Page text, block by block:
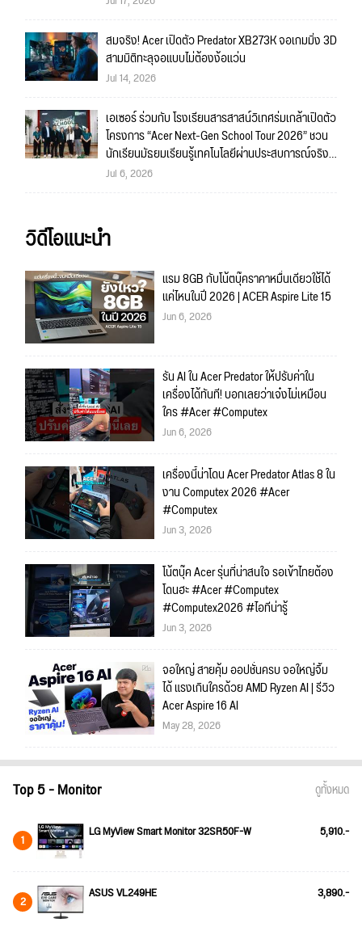
สมจริง! Acer เปิดตัว Predator XB273K จอเกมมิ่ง 3D
สามมิติทะลุจอแบบไม่ต้องง้อแว่น
Jul 14, 2026
เอเซอร์ ร่วมกับ โรงเรียนสารสาสน์วิเทศร่มเกล้าเปิดตัว
โครงการ “Acer Next-Gen School Tour 2026” ชวน
นักเรียนมัธยมเรียนรู้เทคโนโลยีผ่านประสบการณ์จริง
พร้อมค้นหาแรงบันดาลใจสู่อาชีพด้าน IT และดิจิทัลใน
Jul 6, 2026
วิดีโอแนะนำ
แรม 8GB กับโน้ตบุ๊คราคาหมื่นเดียวใช้ได้
แค่ไหนในปี 2026 | ACER Aspire Lite 15
Jun 6, 2026
รัน AI ใน Acer Predator ให้ปรับค่าใน
เครื่องได้ทันที! บอกเลยว่าเจ๋งไม่เหมือน
ใคร #Acer #Computex
Jun 6, 2026
เครื่องนี้น่าโดน Acer Predator Atlas 8 ใน
งาน Computex 2026 #Acer
#Computex
Jun 3, 2026
โน้ตบุ๊ค Acer รุ่นที่น่าสนใจ รอเข้าไทยต้อง
โดนฮะ #Acer #Computex
#Computex2026 #ไอทีน่ารู้
Jun 3, 2026
จอใหญ่ สายคุ้ม ออปชั่นครบ จอใหญ่จิ้ม
ได้ แรงเกินใครด้วย AMD Ryzen AI | รีวิว
Acer Aspire 16 AI
May 28, 2026
Top 5 - Monitor ดูทั้งหมด
1 LG MyView Smart Monitor 32SR50F-W 5,910.-
2 ASUS VL249HE 3,890.-